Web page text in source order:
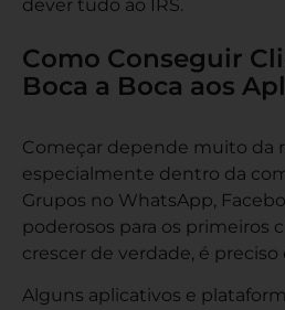
dever tudo ao IRS.
Como Conseguir
Boca a Boca aos
Começar depende muito da
especialmente dentro da
Grupos no WhatsApp,
poderosos para os primeiros
crescer de verdade, é preciso
Alguns aplicativos e